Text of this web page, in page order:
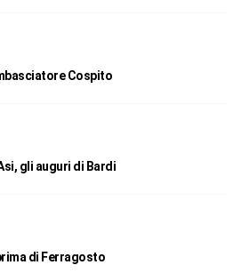
Cospito
gli auguri di Bardi
di Ferragosto